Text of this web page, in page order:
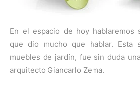
En el espacio de hoy hablaremos
que dio mucho que hablar. Esta
muebles de jardín, fue sin duda
arquitecto Giancarlo Zema.